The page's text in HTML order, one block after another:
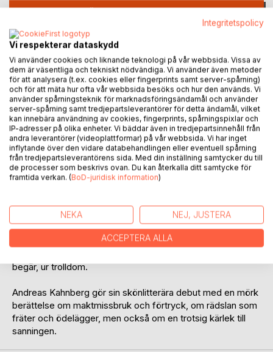
Lägg till i kom-ihåglista
Recensera titel
BESKRIVNING
motspelare, en ansiktslös person som tycks ha full
kännedom om hans avsikter och planer, leds han steg för
steg till en slutsats som gäckar all föreställning. Obevekligt
begär, ur trolldom.
Andreas Kahnberg gör sin skönlitterära debut med en mörk
berättelse om maktmissbruk och förtryck, om rädslan som
fräter och ödelägger, men också om en trotsig kärlek till
sanningen.
Integritetspolicy
Vi respekterar dataskydd
Vi använder cookies och liknande teknologi på vår webbsida. Vissa av
dem är väsentliga och tekniskt nödvändiga. Vi använder även metoder
för att analysera (t.ex. cookies eller fingerprints samt server-spårning)
och för att mäta hur ofta vår webbsida besöks och hur den används. Vi
använder spårningsteknik för marknadsföringsändamål och använder
server-spårning samt tredjepartsleverantörer för detta ändamål, vilket
kan innebära användning av cookies, fingerprints, spårningspixlar och
IP-adresser på olika enheter. Vi bäddar även in tredjepartsinnehåll från
andra leverantörer (videoplattformar) på vår webbsida. Vi har inget
inflytande över den vidare databehandlingen eller eventuell spårning
från tredjepartsleverantörens sida. Med din inställning samtycker du till
de processer som beskrivs ovan. Du kan återkalla ditt samtycke för
framtida verkan. (BoD-juridisk information)
NEKA NEJ, JUSTERA
ACCEPTERA ALLA